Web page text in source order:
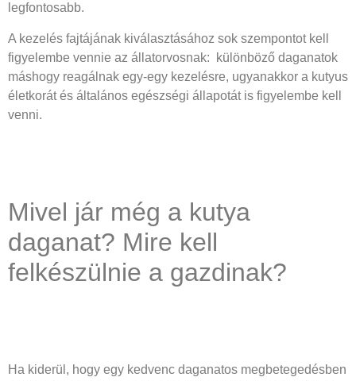
legfontosabb.
A kezelés fajtájának kiválasztásához sok szempontot kell
figyelembe vennie az állatorvosnak: különböző daganatok
máshogy reagálnak egy-egy kezelésre, ugyanakkor a kutyus
életkorát és általános egészségi állapotát is figyelembe kell
venni.
Mivel jár még a kutya
daganat? Mire kell
felkészülnie a gazdinak?
Ha kiderül, hogy egy kedvenc daganatos megbetegedésben